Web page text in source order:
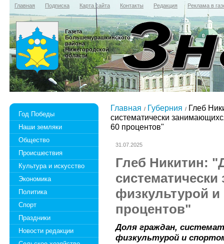
Главная Подписка Карта сайта Контакты Редакция Реклама в
Газета
Большемурашкинского
района
Нижегородской
области
Год Победы
Наши земляки
Общество
Происшествия
Культура и искусство
Экономика
Политика
Спорт
Праздники
Новости редакции
Главная Губерния
Глеб
систематически
60 процентов"
31.07.2025
Глеб Никитин:
физкультурой и
процентов"
Доля граждан,
физкультурой и